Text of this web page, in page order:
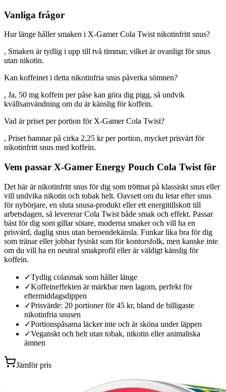
Vanliga frågor
Hur länge håller smaken i X-Gamer Cola Twist nikotinfritt snus?
, Smaken är tydlig i upp till två timmar, vilket är ovanligt för snus
utan nikotin.
Kan koffeinet i detta nikotinfria snus påverka sömnen?
, Ja, 50 mg koffein per påse kan göra dig pigg, så undvik
kvällsanvändning om du är känslig för koffein.
Vad är priset per portion för X-Gamer Cola Twist?
, Priset hamnar på cirka 2,25 kr per portion, mycket prisvärt för
nikotinfritt snus med koffein.
Vem passar X-Gamer Energy Pouch Cola Twist för
Det här är nikotinfritt snus för dig som tröttnat på klassiskt snus eller
vill undvika nikotin och tobak helt. Oavsett om du letar efter snus
för nybörjare, en sluta snusa-produkt eller ett energitillskott till
arbetsdagen, så levererar Cola Twist både smak och effekt. Passar
bäst för dig som gillar sötare, moderna smaker och vill ha en
prisvärd, daglig snus utan beroendekänsla. Funkar lika bra för dig
som tränar eller jobbar fysiskt som för kontorsfolk, men kanske inte
om du vill ha en neutral smakprofil eller är väldigt känslig för
koffein.
✓Tydlig colasmak som håller länge
✓Koffeineffekten är märkbar men lagom, perfekt för
eftermiddagsdippen
✓Prisvärde: 20 portioner för 45 kr, bland de billigaste
nikotinfria snusen
✓Portionspåsarna läcker inte och är sköna under läppen
✓Veganskt och helt utan tobak, nikotin eller animaliska
ämnen
Jämför pris